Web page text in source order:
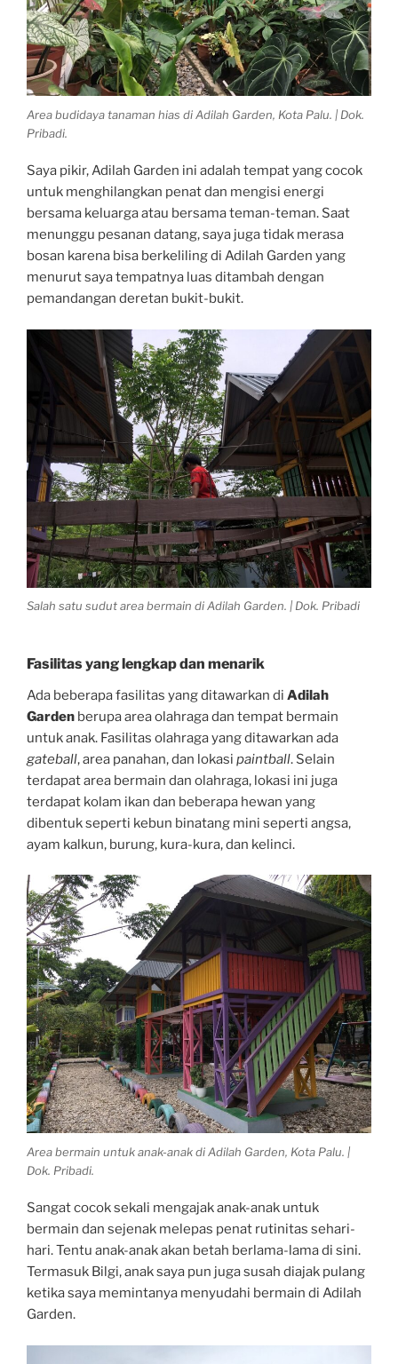
Area budidaya tanaman hias di Adilah Garden, Kota Palu. | Dok.
Pribadi.
Saya pikir, Adilah Garden ini adalah tempat yang cocok
untuk menghilangkan penat dan mengisi energi
bersama keluarga atau bersama teman-teman. Saat
menunggu pesanan datang, saya juga tidak merasa
bosan karena bisa berkeliling di Adilah Garden yang
menurut saya tempatnya luas ditambah dengan
pemandangan deretan bukit-bukit.
Salah satu sudut area bermain di Adilah Garden. | Dok. Pribadi
Fasilitas yang lengkap dan menarik
Ada beberapa fasilitas yang ditawarkan di Adilah
Garden berupa area olahraga dan tempat bermain
untuk anak. Fasilitas olahraga yang ditawarkan ada
gateball, area panahan, dan lokasi paintball. Selain
terdapat area bermain dan olahraga, lokasi ini juga
terdapat kolam ikan dan beberapa hewan yang
dibentuk seperti kebun binatang mini seperti angsa,
ayam kalkun, burung, kura-kura, dan kelinci.
Area bermain untuk anak-anak di Adilah Garden, Kota Palu. |
Dok. Pribadi.
Sangat cocok sekali mengajak anak-anak untuk
bermain dan sejenak melepas penat rutinitas sehari-
hari. Tentu anak-anak akan betah berlama-lama di sini.
Termasuk Bilgi, anak saya pun juga susah diajak pulang
ketika saya memintanya menyudahi bermain di Adilah
Garden.